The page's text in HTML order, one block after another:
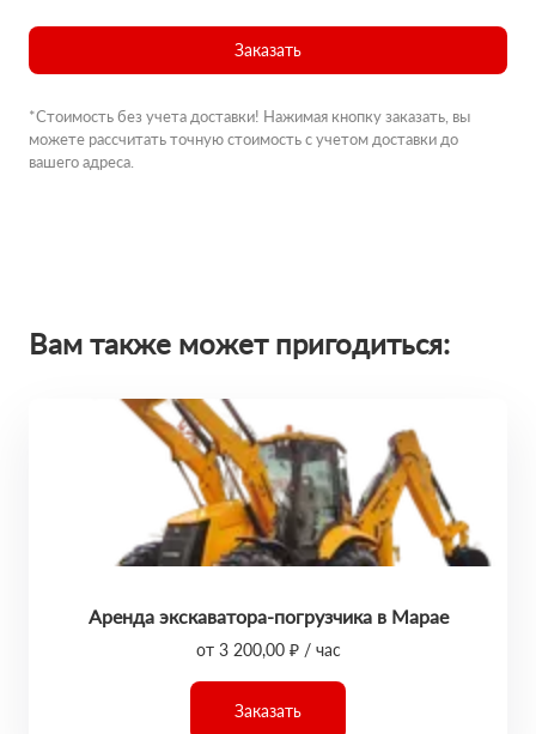
Заказать
*Стоимость без учета доставки! Нажимая кнопку заказать, вы
можете рассчитать точную стоимость с учетом доставки до
вашего адреса.
Вам также может пригодиться:
Аренда экскаватора-погрузчика в Марае
от 3 200,00 ₽ / час
Заказать